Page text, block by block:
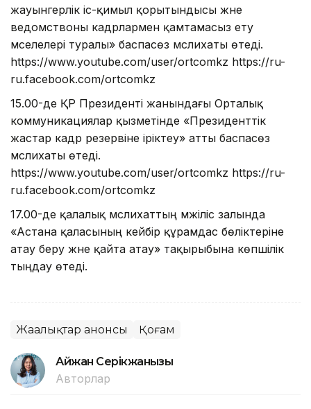
жауынгерлік іс-қимыл қорытындысы және
ведомствоны кадрлармен қамтамасыз ету
мәселелері туралы» баспасөз мәслихаты өтеді.
https://www.youtube.com/user/ortcomkz https://ru-
ru.facebook.com/ortcomkz
15.00-де ҚР Президенті жанындағы Орталық
коммуникациялар қызметінде «Президенттік
жастар кадр резервіне іріктеу» атты баспасөз
мәслихаты өтеді.
https://www.youtube.com/user/ortcomkz https://ru-
ru.facebook.com/ortcomkz
17.00-де қалалық мәслихаттың мәжіліс залында
«Астана қаласының кейбір құрамдас бөліктеріне
атау беру және қайта атау» тақырыбына көпшілік
тыңдау өтеді.
Жаңалықтар анонсы Қоғам
Айжан Серікжанқызы
Авторлар